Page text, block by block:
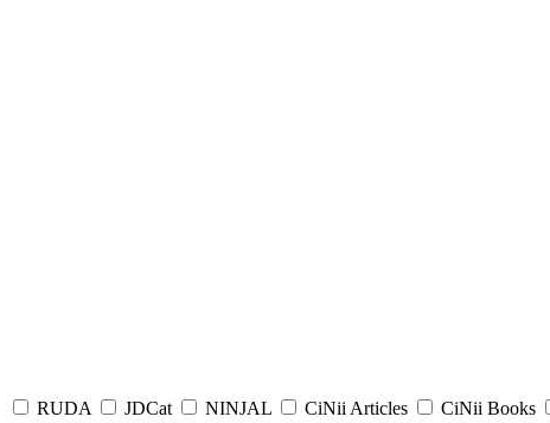
RUDA JDCat NINJAL CiNii Articles CiNii Books